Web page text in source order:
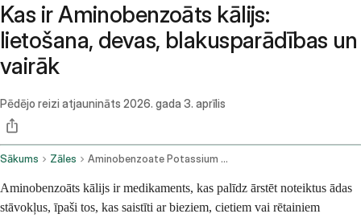
Kas ir Aminobenzoāts kālijs:
lietošana, devas, blakusparādības un
vairāk
Pēdējo reizi atjaunināts 2026. gada 3. aprīlis
Sākums Zāles Aminobenzoate Potassium Oral Route
Aminobenzoāts kālijs ir medikaments, kas palīdz ārstēt noteiktus ādas
stāvokļus, īpaši tos, kas saistīti ar bieziem, cietiem vai rētainiem